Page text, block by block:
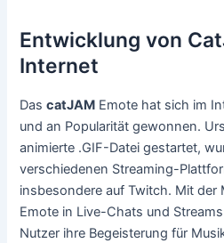
Entwicklung von
Internet
DascatJAM Emote hat sich im
und an Popularität gewonnen.
animierte .GIF-Datei gestartet,
verschiedenen Streaming-
insbesondere auf Twitch. Mit der
Emote in Live-Chats und
Nutzer ihre Begeisterung für